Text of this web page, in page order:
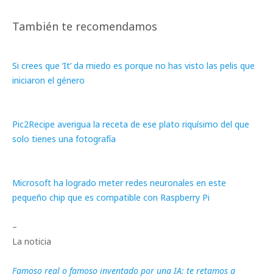
También te recomendamos
Si crees que ‘It’ da miedo es porque no has visto las pelis que
iniciaron el género
Pic2Recipe averigua la receta de ese plato riquísimo del que
solo tienes una fotografía
Microsoft ha logrado meter redes neuronales en este
pequeño chip que es compatible con Raspberry Pi
–
La noticia
Famoso real o famoso inventado por una IA: te retamos a